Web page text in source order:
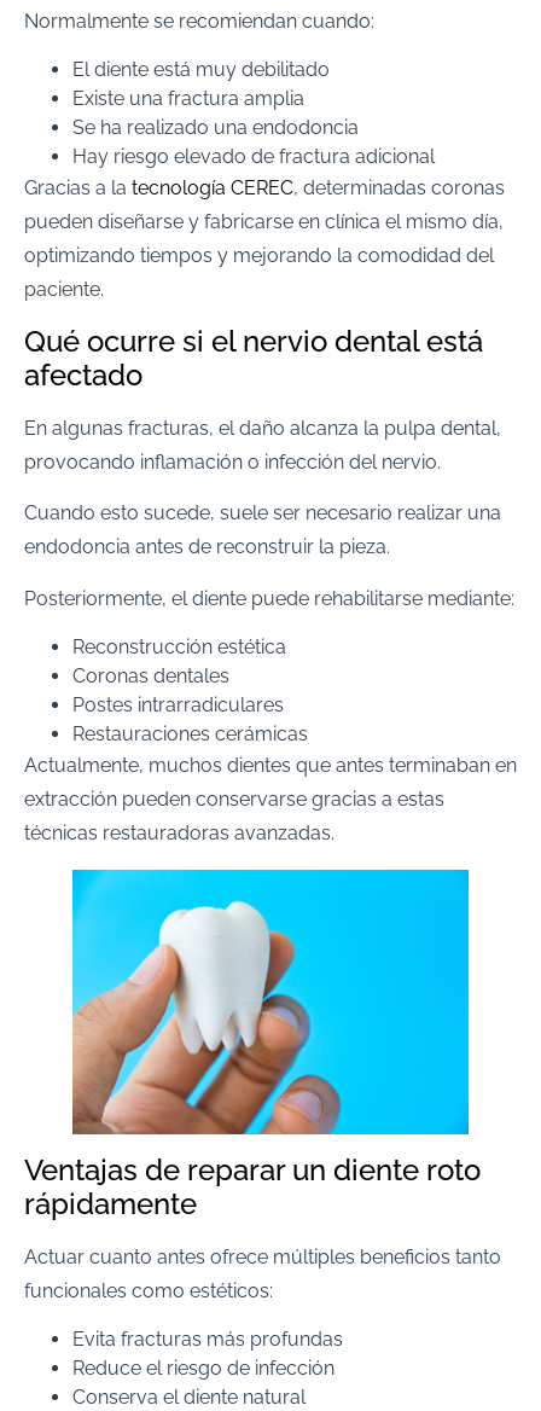
Normalmente se recomiendan cuando:
El diente está muy debilitado
Existe una fractura amplia
Se ha realizado una endodoncia
Hay riesgo elevado de fractura adicional
Gracias a la tecnología CEREC, determinadas coronas
pueden diseñarse y fabricarse en clínica el mismo día,
optimizando tiempos y mejorando la comodidad del
paciente.
Qué ocurre si el nervio dental está
afectado
En algunas fracturas, el daño alcanza la pulpa dental,
provocando inflamación o infección del nervio.
Cuando esto sucede, suele ser necesario realizar una
endodoncia antes de reconstruir la pieza.
Posteriormente, el diente puede rehabilitarse mediante:
Reconstrucción estética
Coronas dentales
Postes intrarradiculares
Restauraciones cerámicas
Actualmente, muchos dientes que antes terminaban en
extracción pueden conservarse gracias a estas
técnicas restauradoras avanzadas.
Ventajas de reparar un diente roto
rápidamente
Actuar cuanto antes ofrece múltiples beneficios tanto
funcionales como estéticos:
Evita fracturas más profundas
Reduce el riesgo de infección
Conserva el diente natural